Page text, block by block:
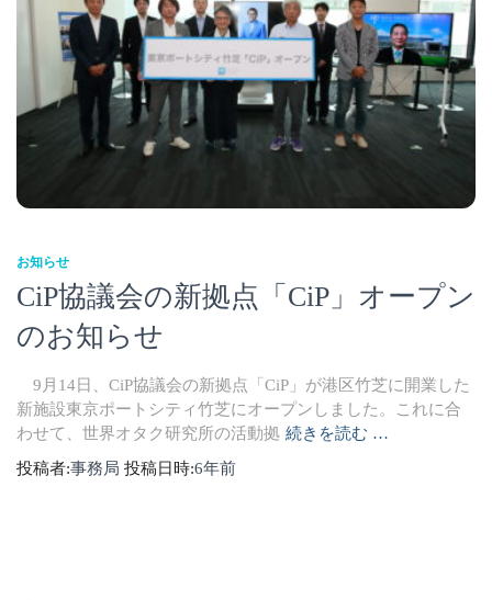
お知らせ
CiP協議会の新拠点「CiP」オープン
のお知らせ
9月14日、CiP協議会の新拠点「CiP」が港区竹芝に開業した
新施設東京ポートシティ竹芝にオープンしました。これに合
わせて、世界オタク研究所の活動拠 続きを読む …
投稿者:事務局 投稿日時:6年前